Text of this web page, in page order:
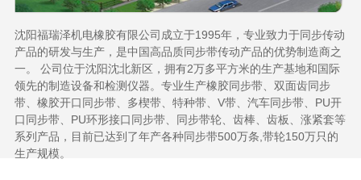
沈阳福瑞泽机电橡胶有限公司成立于1995年，专业致力于同步传动
产品的研发与生产，是中国高品质同步带传动产品的优势制造商之
一。 公司位于沈阳沈北新区，拥有2万多平方米的生产基地和国际
领先的制造设备和检测仪器。专业生产橡胶同步带、双面齿同步
带、橡胶开口同步带、多楔带、特种带、V带、汽车同步带、PU开
口同步带、PU环形接口同步带、同步带轮、齿棒、齿板、涨紧套等
系列产品，目前已达到了年产各种同步带500万条,带轮150万只的
生产规模。